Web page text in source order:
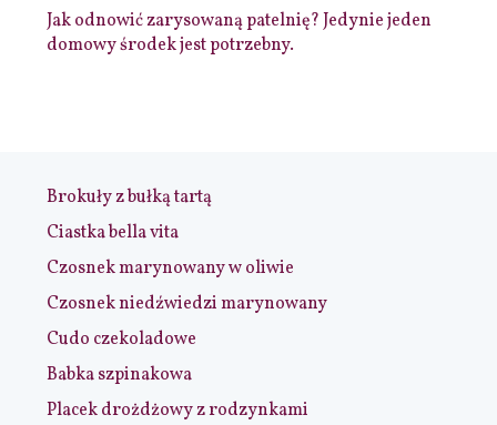
Jak odnowić zarysowaną patelnię? Jedynie jeden
domowy środek jest potrzebny.
Brokuły z bułką tartą
Ciastka bella vita
Czosnek marynowany w oliwie
Czosnek niedźwiedzi marynowany
Cudo czekoladowe
Babka szpinakowa
Placek drożdżowy z rodzynkami